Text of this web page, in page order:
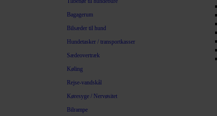
Bagagerum
Bilsæder til hund
Hundetasker / transportkasser
Sædeovertræk
Køling
Rejse-vandskål
Køresyge / Nervøsitet
Bilrampe